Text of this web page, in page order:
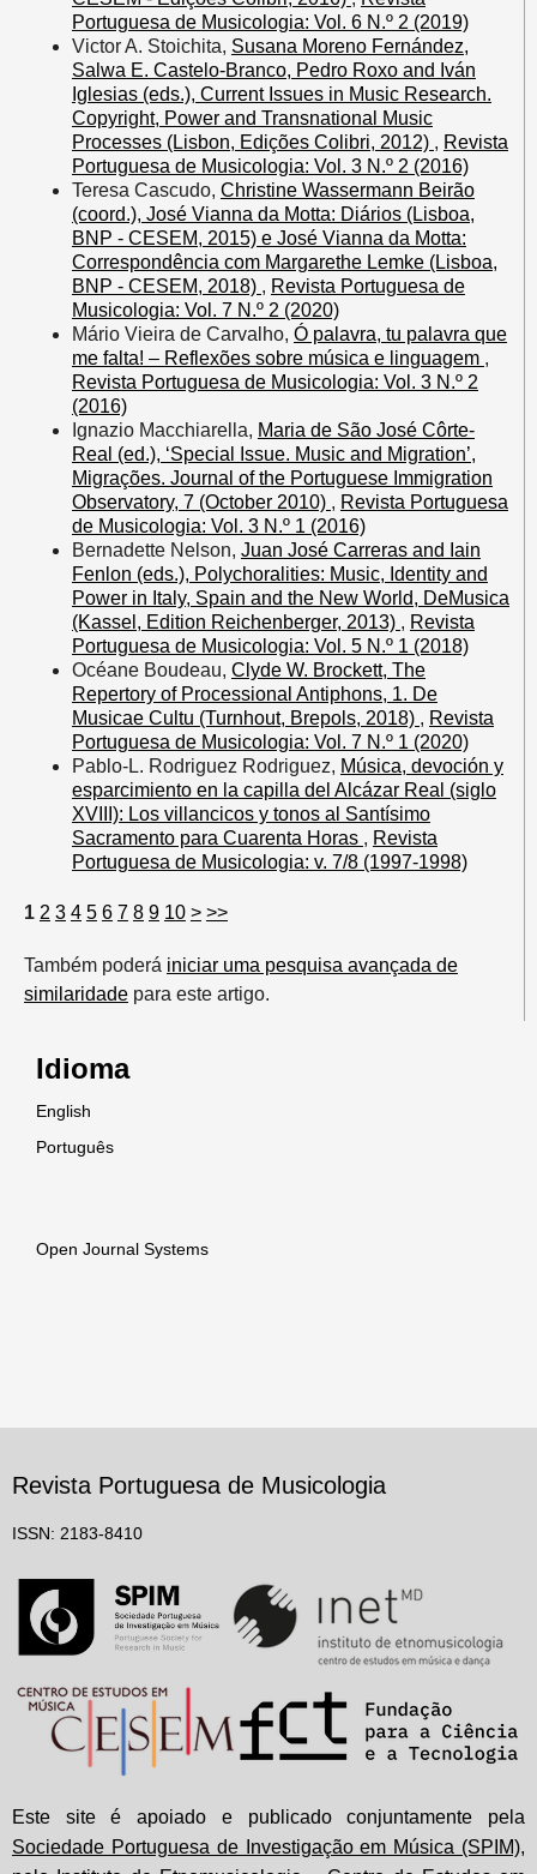
Portuguesa de Musicologia: Vol. 6 N.º 2 (2019)
Victor A. Stoichita, Susana Moreno Fernández,
Salwa E. Castelo-Branco, Pedro Roxo and Iván
Iglesias (eds.), Current Issues in Music Research.
Copyright, Power and Transnational Music
Processes (Lisbon, Edições Colibri, 2012) , Revista
Portuguesa de Musicologia: Vol. 3 N.º 2 (2016)
Teresa Cascudo, Christine Wassermann Beirão
(coord.), José Vianna da Motta: Diários (Lisboa,
BNP - CESEM, 2015) e José Vianna da Motta:
Correspondência com Margarethe Lemke (Lisboa,
BNP - CESEM, 2018) , Revista Portuguesa de
Musicologia: Vol. 7 N.º 2 (2020)
Mário Vieira de Carvalho, Ó palavra, tu palavra que
me falta! – Reflexões sobre música e linguagem ,
Revista Portuguesa de Musicologia: Vol. 3 N.º 2
(2016)
Ignazio Macchiarella, Maria de São José Côrte-
Real (ed.), ‘Special Issue. Music and Migration’,
Migrações. Journal of the Portuguese Immigration
Observatory, 7 (October 2010) , Revista Portuguesa
de Musicologia: Vol. 3 N.º 1 (2016)
Bernadette Nelson, Juan José Carreras and Iain
Fenlon (eds.), Polychoralities: Music, Identity and
Power in Italy, Spain and the New World, DeMusica
(Kassel, Edition Reichenberger, 2013) , Revista
Portuguesa de Musicologia: Vol. 5 N.º 1 (2018)
Océane Boudeau, Clyde W. Brockett, The
Repertory of Processional Antiphons, 1. De
Musicae Cultu (Turnhout, Brepols, 2018) , Revista
Portuguesa de Musicologia: Vol. 7 N.º 1 (2020)
Pablo-L. Rodriguez Rodriguez, Música, devoción y
esparcimiento en la capilla del Alcázar Real (siglo
XVIII): Los villancicos y tonos al Santísimo
Sacramento para Cuarenta Horas , Revista
Portuguesa de Musicologia: v. 7/8 (1997-1998)
1 2 3 4 5 6 7 8 9 10 > >>
Também poderá iniciar uma pesquisa avançada de
similaridadepara este artigo.
Idioma
English
Português
Open Journal Systems
Revista Portuguesa de Musicologia
ISSN: 2183-8410
Este site é apoiado e publicado conjuntamente pela
Sociedade Portuguesa de Investigação em Música (SPIM),